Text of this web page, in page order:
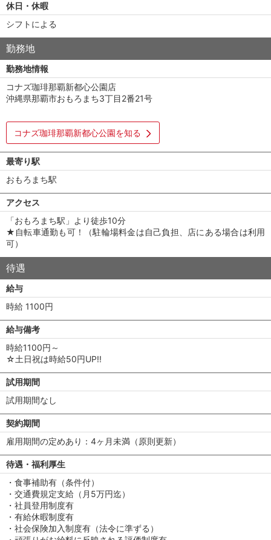
休日・休暇
シフトによる
勤務地
勤務地情報
コナズ珈琲那覇新都心公園店
沖縄県那覇市おもろまち3丁目2番21号
コナズ珈琲那覇新都心公園を知る
最寄り駅
おもろまち駅
アクセス
「おもろまち駅」より徒歩10分
★自転車通勤も可！（駐輪場料金は自己負担、店にある場合は利用
可）
待遇
給与
時給 1100円
給与備考
時給1100円～
☆土日祝は時給50円UP!!
試用期間
試用期間なし
契約期間
雇用期間の定めあり：4ヶ月未満（原則更新）
待遇・福利厚生
・食事補助有（条件付）
・交通費規定支給（月5万円迄）
・社員登用制度有
・有給休暇制度有
・社会保険加入制度有（法令に準ずる）